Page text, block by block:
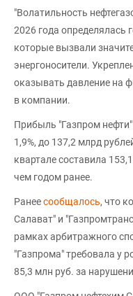
"Волатильность
2026 года определялась
которые вызвали
энергоносители.
оказывать давление на
в компании.
Прибыль "Газпром
1,9%, до 137,2 млрд
квартале составила
чем годом ранее.
Ранеесообщалось, что
Салават" и
рамках арбитражного
"Газпрома" требовала у
85,3 млн руб. за